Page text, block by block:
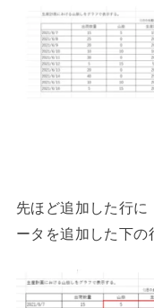
先ほど追加した行
ータを追加した下の